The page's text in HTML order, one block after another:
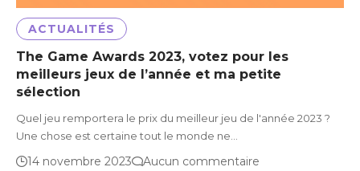
ACTUALITÉS
The Game Awards 2023, votez pour les
meilleurs jeux de l’année et ma petite
sélection
Quel jeu remportera le prix du meilleur jeu de l'année 2023 ?
Une chose est certaine tout le monde ne…
14 novembre 2023
Aucun commentaire